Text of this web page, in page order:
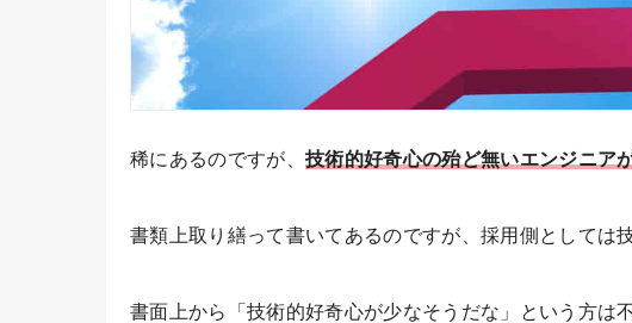
稀にあるのですが、 技術的好奇心の殆ど無いエンジニア
書類上取り繕って書いてあるのですが、採用側としては
書面上から「技術的好奇心が少なそうだな」という方は